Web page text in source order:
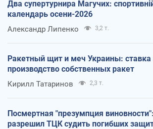
Два супертурнира Магучих:
календарь осени-2026
Александр Липенко 3,2 т.
Ракетный щит и меч Украины: ставка
производство собственных ракет
Кирилл Татаринов 2,3 т.
Посмертная "презумпция
разрешил ТЦК судить погибших